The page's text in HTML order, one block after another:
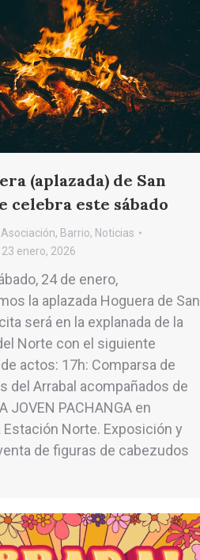
(aplazada) de San
celebra este sábado
Asociación, Barrio, Noticias
23 enero, 2026
24 de enero,
la aplazada Hoguera de San
será en la explanada de la
Norte con el siguiente
actos: 17h: Comparsa de
del Arrabal acompañados de
JOVEN PACHANGA en
Estación Norte. Exposición y
de figuras de cabezudos